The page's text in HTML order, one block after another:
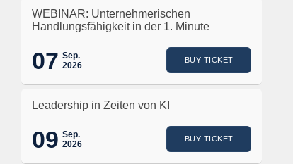
WEBINAR: Unternehmerischen
Handlungsfähigkeit in der 1. Minute
07 Sep.
2026
BUY TICKET
Leadership in Zeiten von KI
09 Sep.
2026
BUY TICKET